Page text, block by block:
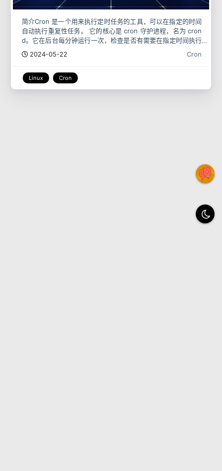
简介Cron 是一个用来执行定时任务的工具，可以在指定的时间
自动执行重复性任务。 它的核心是 cron 守护进程，名为 cron
d。它在后台每分钟运行一次，检查是否有需要在指定时间执行
的计划任务。 下面命令可以查看 cron 守护进程，是否
2024-05-22 Cron
Linux Cron